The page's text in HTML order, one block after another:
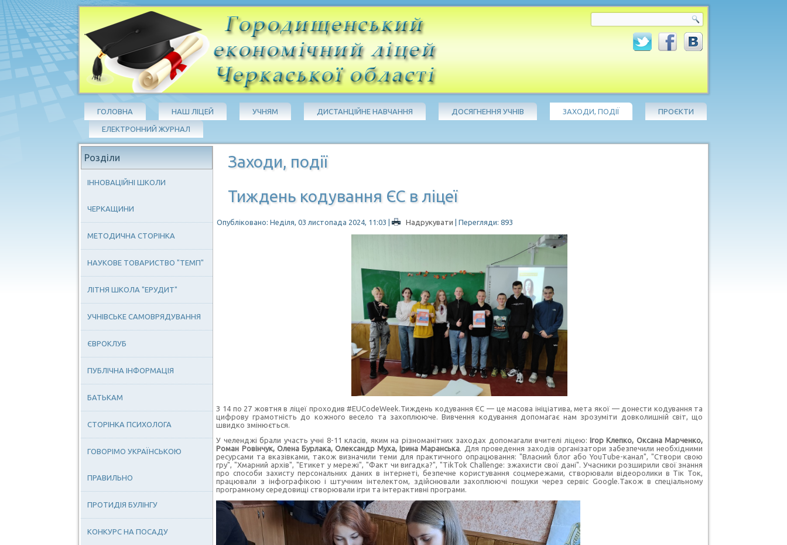
ГОЛОВНА НАШ ЛІЦЕЙ УЧНЯМ ДИСТАНЦІЙНЕ НАВЧАННЯ ДОСЯГНЕННЯ УЧНІВ ЗАХОДИ, ПОДІЇ ПРОЄКТИ
ЕЛЕКТРОННИЙ ЖУРНАЛ
Розділи
ІННОВАЦІЙНІ ШКОЛИ
ЧЕРКАЩИНИ
МЕТОДИЧНА СТОРІНКА
НАУКОВЕ ТОВАРИСТВО "ТЕМП"
ЛІТНЯ ШКОЛА "ЕРУДИТ"
УЧНІВСЬКЕ САМОВРЯДУВАННЯ
ЄВРОКЛУБ
ПУБЛІЧНА ІНФОРМАЦІЯ
БАТЬКАМ
СТОРІНКА ПСИХОЛОГА
ГОВОРІМО УКРАЇНСЬКОЮ
ПРАВИЛЬНО
ПРОТИДІЯ БУЛІНГУ
КОНКУРС НА ПОСАДУ
Заходи, події
Тиждень кодування ЄС в ліцеї
Опубліковано: Неділя, 03 листопада 2024, 11:03 | Надрукувати | Перегляди: 893
З 14 по 27 жовтня в ліцеї проходив #EUCodeWeek.Тиждень кодування ЄС — це масова ініціатива, мета якої — донести кодування та
цифрову грамотність до кожного весело та захоплююче. Вивчення кодування допомагає нам зрозуміти довколишній світ, що
швидко змінюється.
У челенджі брали участь учні 8-11 класів, яким на різноманітних заходах допомагали вчителі ліцею: Ігор Клепко, Оксана Марченко,
Роман Ровінчук, Олена Бурлака, Олександр Муха, Ірина Маранська. Для проведення заходів організатори забезпечили необхідними
ресурсами та вказівками, також визначили теми для практичного опрацювання: "Власний блог або YouTube-канал", "Створи свою
гру", "Хмарний архів", "Етикет у мережі", "Факт чи вигадка?", "TikTok Challenge: зжахисти свої дані". Учасники розширили свої знання
про способи захисту персональних даних в інтернеті, безпечне користування соцмережами, створювали відеоролики в Тік Ток,
працювали з інфографікою і штучним інтелектом, здійснювали захоплюючі пошуки через сервіс Google.Також в спеціальному
програмному середовищі створювали ігри та інтерактивні програми.